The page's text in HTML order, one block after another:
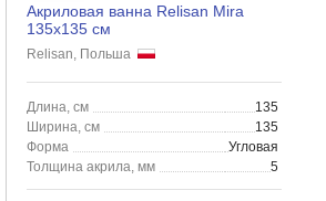
Акриловая ванна Relisan Mira
135x135 см
Relisan, Польша
Длина, см
135
Ширина, см
135
Форма
Угловая
Толщина акрила, мм
5